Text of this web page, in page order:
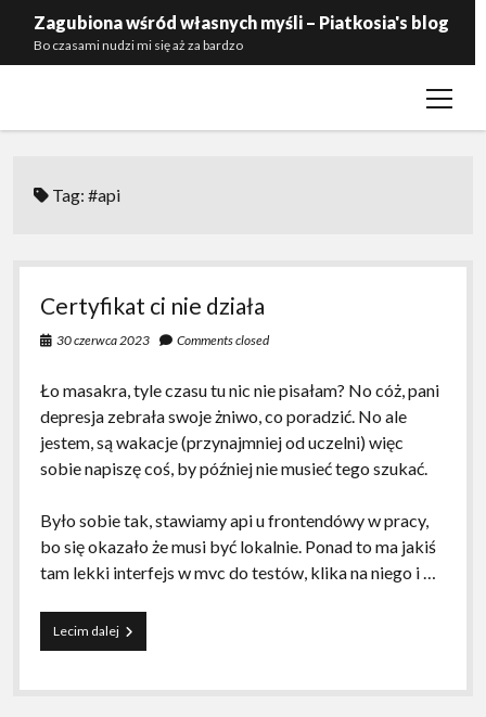
Zagubiona wśród własnych myśli – Piatkosia's blog
Bo czasami nudzi mi się aż za bardzo
open
Tag:#api
Certyfikat ci nie działa
30 czerwca 2023 Comments closed
Ło masakra, tyle czasu tu nic nie pisałam? No cóż, pani
depresja zebrała swoje żniwo, co poradzić. No ale
jestem, są wakacje (przynajmniej od uczelni) więc
sobie napiszę coś, by później nie musieć tego szukać.
Było sobie tak, stawiamy api u frontendówy w pracy,
bo się okazało że musi być lokalnie. Ponad to ma jakiś
tam lekki interfejs w mvc do testów, klika na niego i …
Lecim dalejCertyfikat
ci
działa